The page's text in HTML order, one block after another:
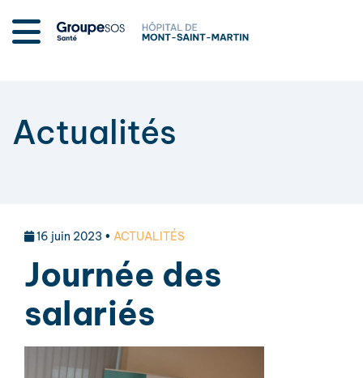
Actualités
16 juin 2023 • ACTUALITÉS
Journée des
salariés